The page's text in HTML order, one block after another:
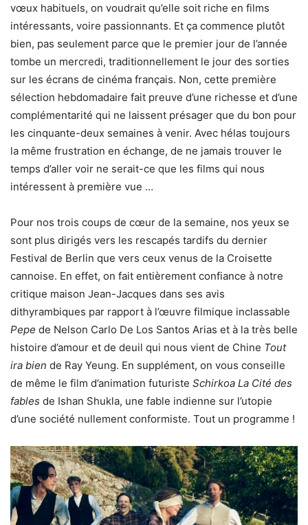
vœux habituels, on voudrait qu’elle soit riche en films
intéressants, voire passionnants. Et ça commence plutôt
bien, pas seulement parce que le premier jour de l’année
tombe un mercredi, traditionnellement le jour des sorties
sur les écrans de cinéma français. Non, cette première
sélection hebdomadaire fait preuve d’une richesse et d’une
complémentarité qui ne laissent présager que du bon pour
les cinquante-deux semaines à venir. Avec hélas toujours
la même frustration en échange, de ne jamais trouver le
temps d’aller voir ne serait-ce que les films qui nous
intéressent à première vue …
Pour nos trois coups de cœur de la semaine, nos yeux se
sont plus dirigés vers les rescapés tardifs du dernier
Festival de Berlin que vers ceux venus de la Croisette
cannoise. En effet, on fait entièrement confiance à notre
critique maison Jean-Jacques dans ses avis
dithyrambiques par rapport à l’œuvre filmique inclassable
Pepe de Nelson Carlo De Los Santos Arias et à la très belle
histoire d’amour et de deuil qui nous vient de Chine Tout
ira bien de Ray Yeung. En supplément, on vous conseille
de même le film d’animation futuriste Schirkoa La Cité des
fables de Ishan Shukla, une fable indienne sur l’utopie
d’une société nullement conformiste. Tout un programme !